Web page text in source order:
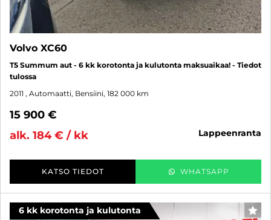
Volvo XC60
T5 Summum aut - 6 kk korotonta ja kulutonta maksuaikaa! - Tiedot
tulossa
2011 , Automaatti, Bensiini, 182 000 km
15 900 €
alk. 184 € / kk
lappeenranta
KATSO TIEDOT WHATSAPP
6 kk korotonta ja kulutonta